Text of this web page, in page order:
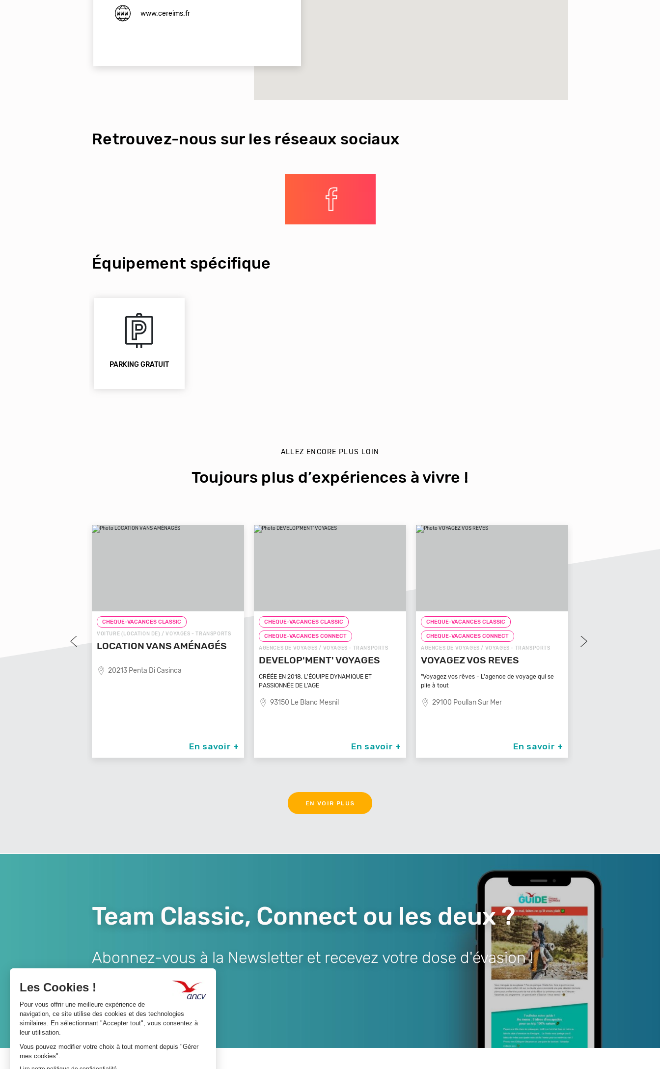
www.cereims.fr
Équipement spécifique
PARKING GRATUIT
Retrouvez-nous sur les réseaux sociaux
ALLEZ ENCORE PLUS LOIN
Toujours plus d’expériences à vivre !
LOCALE
CHEQUE-VACANCES CLASSIC
VOITURE (LOCATION DE) / VOYAGES - TRANSPORTS
LOCATION VANS AMÉNAGÉS
20213 Penta Di Casinca
En savoir +
CHEQUE-VACANCES CLASSIC
CHEQUE-VACANCES CONNECT
AGENCES DE VOYAGES / VOYAGES - TRANSPORTS
DEVELOP'MENT' VOYAGES
CRÉÉE EN 2018, L'ÉQUIPE DYNAMIQUE ET
PASSIONNÉE DE L'AGE
93150 Le Blanc Mesnil
En savoir +
CHEQUE-VACANCES CLASSIC
CHEQUE-VACANCES CONNECT
AGENCES DE VOYAGES / VOYAGES - TRANSPORTS
VOYAGEZ VOS REVES
"Voyagez vos rêves - L'agence de voyage qui se
plie à tout
29100 Poullan Sur Mer
En savoir +
EN VOIR PLUS
Team Classic, Connect ou les deux ?
Abonnez-vous à la Newsletter et recevez votre dose d'évasion !